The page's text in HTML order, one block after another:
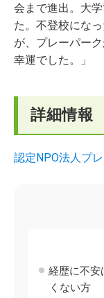
会まで進出。大
た。不登校にな
が、プレーパー
幸運でした。」
詳細情報
認定NPO法人プ
経歴に不安
くない方